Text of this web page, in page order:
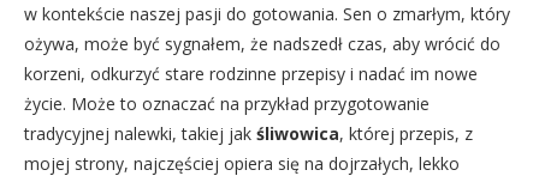
w kontekście naszej pasji do gotowania. Sen o zmarłym, który
ożywa, może być sygnałem, że nadszedł czas, aby wrócić do
korzeni, odkurzyć stare rodzinne przepisy i nadać im nowe
życie. Może to oznaczać na przykład przygotowanie
tradycyjnej nalewki, takiej jak śliwowica, której przepis, z
mojej strony, najczęściej opiera się na dojrzałych, lekko